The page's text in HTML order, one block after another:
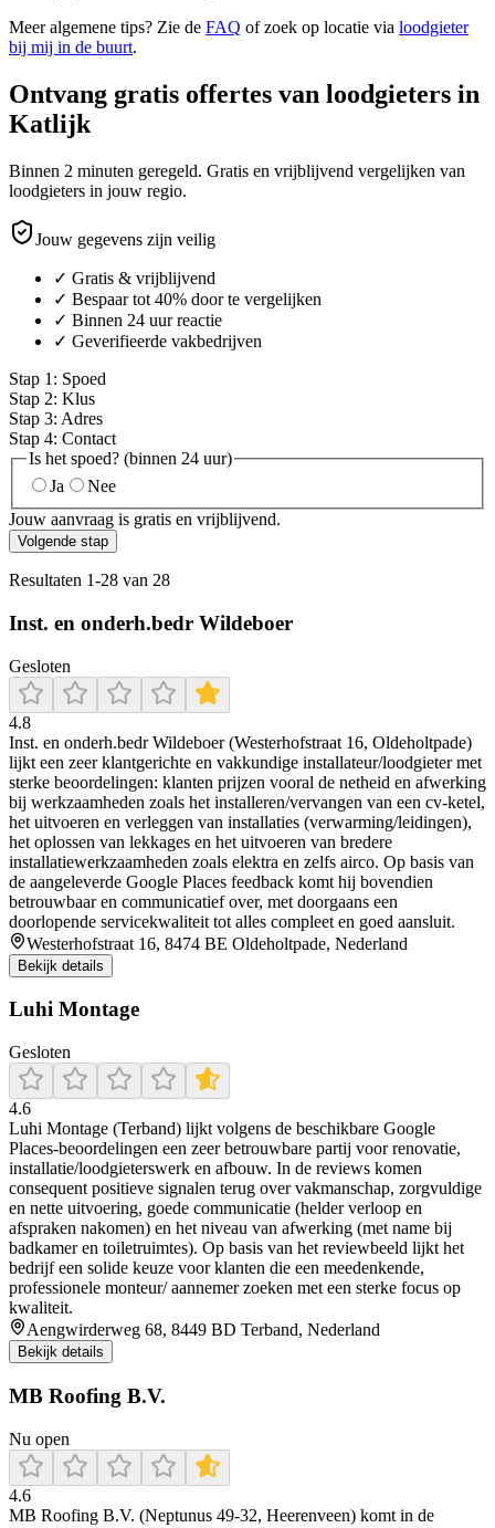
Meer algemene tips? Zie de FAQ of zoek op locatie via loodgieter
bij mij in de buurt.
Ontvang gratis offertes van loodgieters in
Katlijk
Binnen 2 minuten geregeld. Gratis en vrijblijvend vergelijken van
loodgieters in jouw regio.
Jouw gegevens zijn veilig
✓ Gratis & vrijblijvend
✓ Bespaar tot 40% door te vergelijken
✓ Binnen 24 uur reactie
✓ Geverifieerde vakbedrijven
Stap 1 : Spoed
Stap 2: Klus
Stap 3: Adres
Stap 4: Contact
Is het spoed? (binnen 24 uur)
Ja
Nee
Jouw aanvraag is gratis en vrijblijvend.
Volgende stap
Resultaten 1-28 van 28
Inst. en onderh.bedr Wildeboer
Gesloten
4.8
Inst. en onderh.bedr Wildeboer (Westerhofstraat 16, Oldeholtpade)
lijkt een zeer klantgerichte en vakkundige installateur/loodgieter met
sterke beoordelingen: klanten prijzen vooral de netheid en afwerking
bij werkzaamheden zoals het installeren/vervangen van een cv-ketel,
het uitvoeren en verleggen van installaties (verwarming/leidingen),
het oplossen van lekkages en het uitvoeren van bredere
installatiewerkzaamheden zoals elektra en zelfs airco. Op basis van
de aangeleverde Google Places feedback komt hij bovendien
betrouwbaar en communicatief over, met doorgaans een
doorlopende servicekwaliteit tot alles compleet en goed aansluit.
Westerhofstraat 16, 8474 BE Oldeholtpade, Nederland
Bekijk details
Luhi Montage
Gesloten
4.6
Luhi Montage (Terband) lijkt volgens de beschikbare Google
Places-beoordelingen een zeer betrouwbare partij voor renovatie,
installatie/loodgieterswerk en afbouw. In de reviews komen
consequent positieve signalen terug over vakmanschap, zorgvuldige
en nette uitvoering, goede communicatie (helder verloop en
afspraken nakomen) en het niveau van afwerking (met name bij
badkamer en toiletruimtes). Op basis van het reviewbeeld lijkt het
bedrijf een solide keuze voor klanten die een meedenkende,
professionele monteur/ aannemer zoeken met een sterke focus op
kwaliteit.
Aengwirderweg 68, 8449 BD Terband, Nederland
Bekijk details
MB Roofing B.V.
Nu open
4.6
MB Roofing B.V. (Neptunus 49-32, Heerenveen) komt in de